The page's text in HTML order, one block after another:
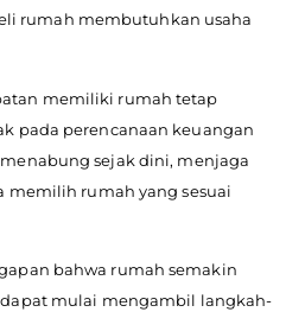
rumah membutuhkan usaha
memiliki rumah tetap
pada perencanaan keuangan
sejak dini, menjaga
memilih rumah yang sesuai
bahwa rumah semakin
mulai mengambil langkah-